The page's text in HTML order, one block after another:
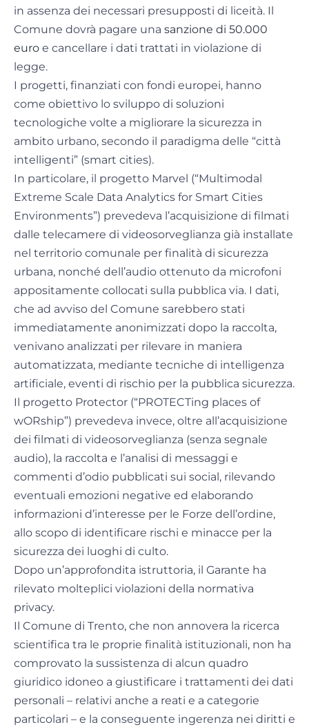
in assenza dei necessari presupposti di liceità. Il
Comune dovrà pagare una sanzione di 50.000
euro e cancellare i dati trattati in violazione di
legge.
I progetti, finanziati con fondi europei, hanno
come obiettivo lo sviluppo di soluzioni
tecnologiche volte a migliorare la sicurezza in
ambito urbano, secondo il paradigma delle “città
intelligenti” (smart cities).
In particolare, il progetto Marvel (“Multimodal
Extreme Scale Data Analytics for Smart Cities
Environments”) prevedeva l’acquisizione di filmati
dalle telecamere di videosorveglianza già installate
nel territorio comunale per finalità di sicurezza
urbana, nonché dell’audio ottenuto da microfoni
appositamente collocati sulla pubblica via. I dati,
che ad avviso del Comune sarebbero stati
immediatamente anonimizzati dopo la raccolta,
venivano analizzati per rilevare in maniera
automatizzata, mediante tecniche di intelligenza
artificiale, eventi di rischio per la pubblica sicurezza.
Il progetto Protector (“PROTECTing places of
wORship”) prevedeva invece, oltre all’acquisizione
dei filmati di videosorveglianza (senza segnale
audio), la raccolta e l’analisi di messaggi e
commenti d’odio pubblicati sui social, rilevando
eventuali emozioni negative ed elaborando
informazioni d’interesse per le Forze dell’ordine,
allo scopo di identificare rischi e minacce per la
sicurezza dei luoghi di culto.
Dopo un’approfondita istruttoria, il Garante ha
rilevato molteplici violazioni della normativa
privacy.
Il Comune di Trento, che non annovera la ricerca
scientifica tra le proprie finalità istituzionali, non ha
comprovato la sussistenza di alcun quadro
giuridico idoneo a giustificare i trattamenti dei dati
personali – relativi anche a reati e a categorie
particolari – e la conseguente ingerenza nei diritti e